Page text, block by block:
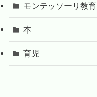
モンテッソーリ教育
本
育児